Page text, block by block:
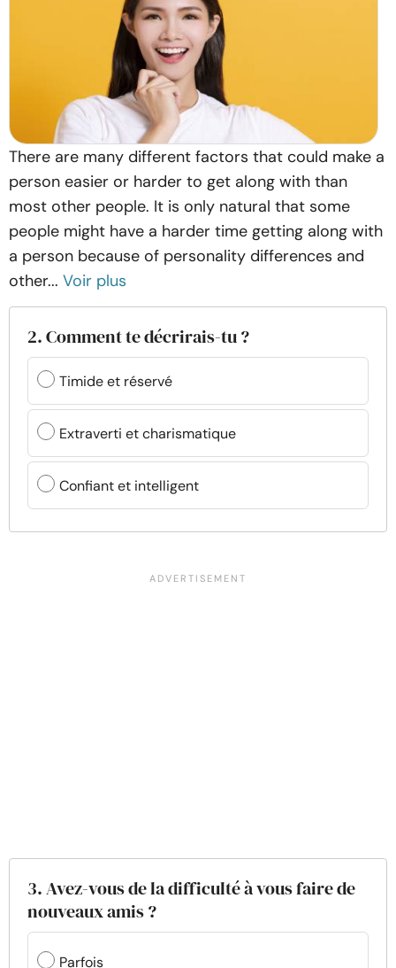
There are many different factors that could make a
person easier or harder to get along with than
most other people. It is only natural that some
people might have a harder time getting along with
a person because of personality differences and
other... Voir plus
2. Comment te décrirais-tu ?
Timide et réservé
Extraverti et charismatique
Confiant et intelligent
3. Avez-vous de la difficulté à vous faire de
nouveaux amis ?
Parfois